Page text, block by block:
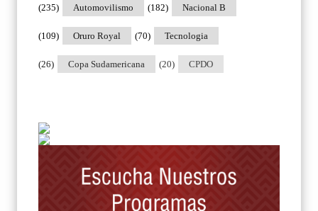
Automovilismo
(235) Nacional B
(182)
Oruro Royal
(109) Tecnologia
(70)
Copa Sudamericana
(26) CPDO
(20)